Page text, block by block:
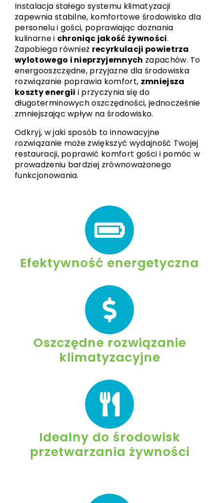
Instalacja stałego systemu klimatyzacji
zapewnia stabilne, komfortowe środowisko dla
personelu i gości, poprawiając doznania
kulinarne i chroniąc jakość żywności.
Zapobiega również recyrkulacji powietrza
wylotowego i nieprzyjemnych zapachów. To
energooszczędne, przyjazne dla środowiska
rozwiązanie poprawia komfort, zmniejsza
koszty energii i przyczynia się do
długoterminowych oszczędności, jednocześnie
zmniejszając wpływ na środowisko.
Odkryj, w jaki sposób to innowacyjne
rozwiązanie może zwiększyć wydajność Twojej
restauracji, poprawić komfort gości i pomóc w
prowadzeniu bardziej zrównoważonego
funkcjonowania.
Efektywność energetyczna
Oszczędne rozwiązanie
klimatyzacyjne
Idealny do środowisk
przetwarzania żywności